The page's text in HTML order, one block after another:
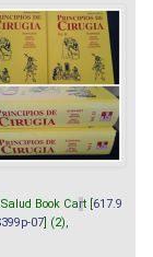
Book Cart [ 617.9
07 ] (2),